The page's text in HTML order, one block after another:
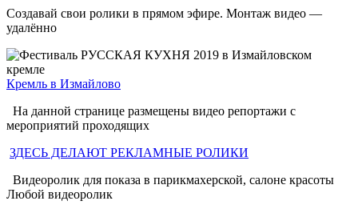
Создавай свои ролики в прямом эфире. Монтаж видео —
удалённо
Кремль в Измайлово
На данной странице размещены видео репортажи с
мероприятий проходящих
ЗДЕСЬ ДЕЛАЮТ РЕКЛАМНЫЕ РОЛИКИ
Видеоролик для показа в парикмахерской, салоне красоты
Любой видеоролик